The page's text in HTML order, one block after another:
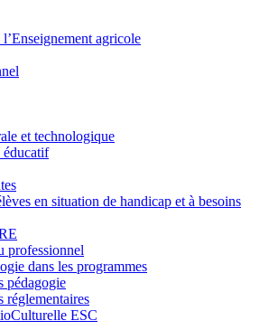
agricole
et technologique
en situation de handicap et à besoins
professionnel
dans les programmes
pédagogie
réglementaires
ESC